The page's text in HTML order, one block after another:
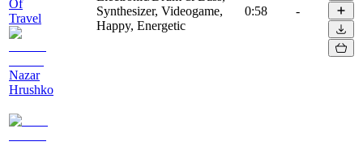
Of
Travel
Nazar
Hrushko
Synthesizer, Videogame,
Happy, Energetic
0:58 -